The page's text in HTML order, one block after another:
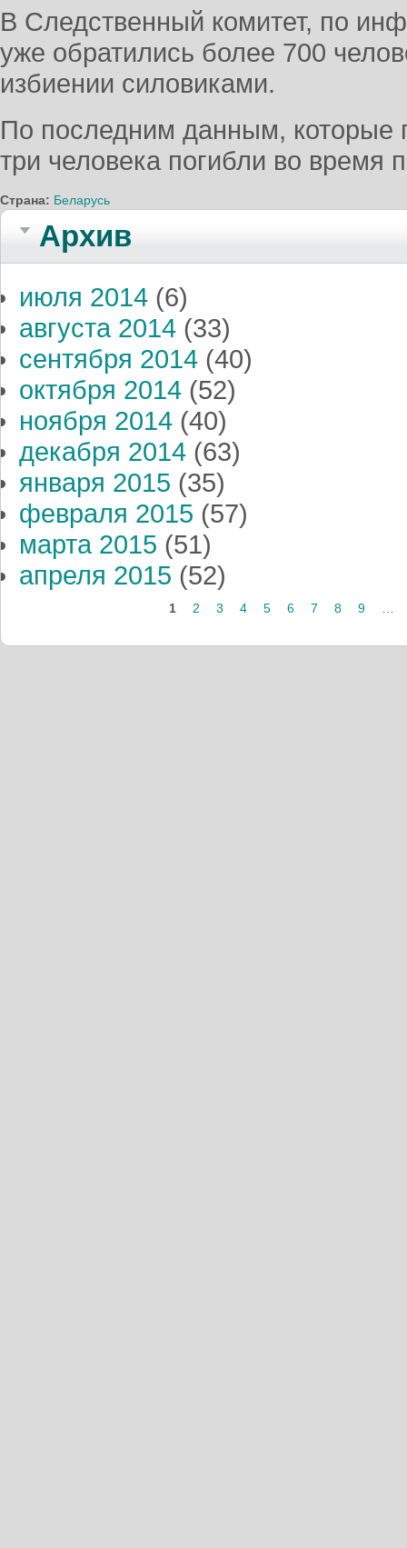
В Следственный комитет, по
уже обратились более 700
избиении силовиками.
По последним данным,
три человека погибли во время
Страна: Беларусь
Архив
июля 2014 (6)
августа 2014 (33)
сентября 2014 (40)
октября 2014 (52)
ноября 2014 (40)
декабря 2014 (63)
января 2015 (35)
февраля 2015 (57)
марта 2015 (51)
апреля 2015 (52)
1 2 3 4 5 6 7 8 9